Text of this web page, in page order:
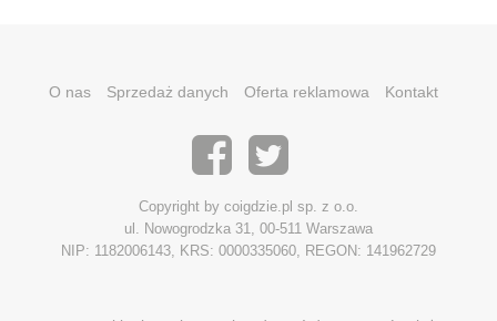
O nas Sprzedaż danych Oferta reklamowa Kontakt
Copyright by coigdzie.pl sp. z o.o.
ul. Nowogrodzka 31, 00-511 Warszawa
NIP: 1182006143, KRS: 0000335060, REGON: 141962729